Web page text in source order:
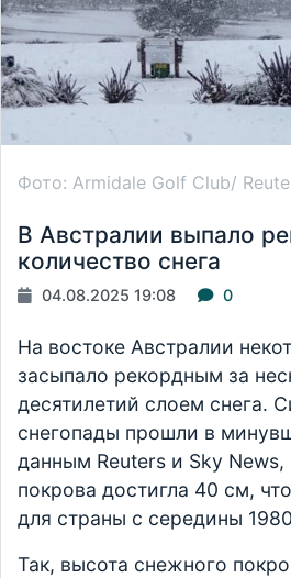
Фото: Armidale Golf Club/
В Австралии выпало
количество снега
04.08.2025 19:08 0
На востоке Австралии
засыпало рекордным за
десятилетий слоем снега.
снегопады прошли в
данным Reuters и Sky
покрова достигла 40 см,
для страны с середины
Так, высота снежного